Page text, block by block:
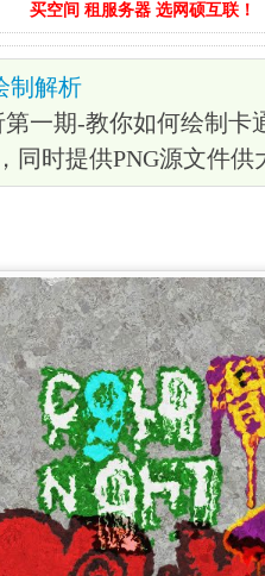
买空间 租服务器 选网硕互联！
制解析
一期-教你如何绘制卡
同时提供PNG源文件